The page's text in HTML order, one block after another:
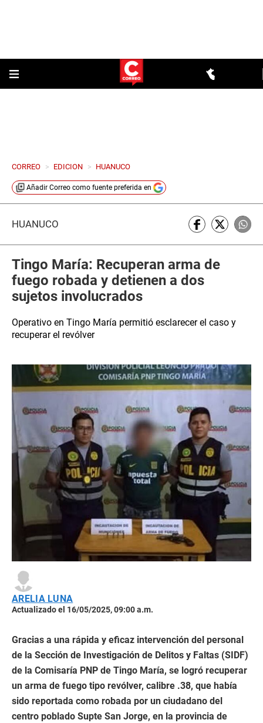
CORREO > EDICION > HUANUCO
Añadir Correo como fuente preferida en
HUÁNUCO
Tingo María: Recuperan arma de
fuego robada y detienen a dos
sujetos involucrados
Operativo en Tingo María permitió esclarecer el caso y
recuperar el revólver
ARELIA LUNA
Actualizado el 16/05/2025, 09:00 a.m.
Gracias a una rápida y eficaz intervención del personal
de la Sección de Investigación de Delitos y Faltas (SIDF)
de la Comisaría PNP de Tingo María, se logró recuperar
un arma de fuego tipo revólver, calibre .38, que había
sido reportada como robada por un ciudadano del
centro poblado Supte San Jorge, en la provincia de